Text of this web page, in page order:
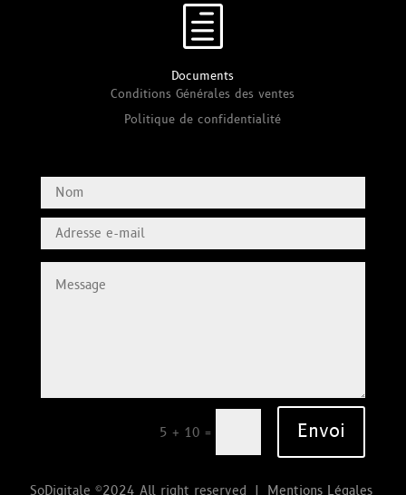
h
Documents
Conditions Générales des ventes
Politique de confidentialité
5 + 10 = Envoi
SoDigitale ©2024 All right reserved | Mentions Légales